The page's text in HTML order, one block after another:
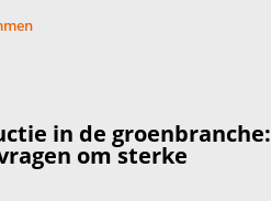
in de groenbranche:
om sterke